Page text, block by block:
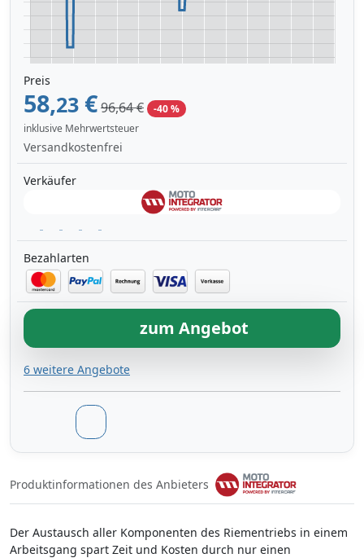
Preis
58,23 €96,64 €
-40 %
inklusive Mehrwertsteuer
Versandkostenfrei
Verkäufer
Bezahlarten
zum Angebot
6 weitere Angebote
Produktinformationen des Anbieters
Der Austausch aller Komponenten des Riementriebs in einem
Arbeitsgang spart Zeit und Kosten durch nur einen